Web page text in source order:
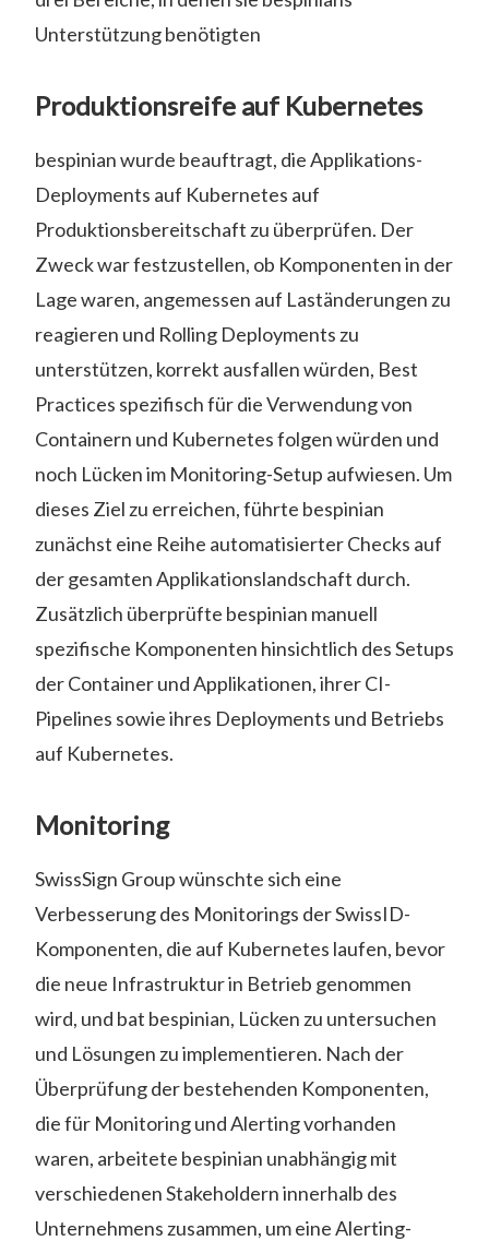
Unterstützung benötigten
Produktionsreife auf Kubernetes
bespinian wurde beauftragt, die Applikations-
Deployments auf Kubernetes auf
Produktionsbereitschaft zu überprüfen. Der
Zweck war festzustellen, ob Komponenten in der
Lage waren, angemessen auf Laständerungen zu
reagieren und Rolling Deployments zu
unterstützen, korrekt ausfallen würden, Best
Practices spezifisch für die Verwendung von
Containern und Kubernetes folgen würden und
noch Lücken im Monitoring-Setup aufwiesen. Um
dieses Ziel zu erreichen, führte bespinian
zunächst eine Reihe automatisierter Checks auf
der gesamten Applikationslandschaft durch.
Zusätzlich überprüfte bespinian manuell
spezifische Komponenten hinsichtlich des Setups
der Container und Applikationen, ihrer CI-
Pipelines sowie ihres Deployments und Betriebs
auf Kubernetes.
Monitoring
SwissSign Group wünschte sich eine
Verbesserung des Monitorings der SwissID-
Komponenten, die auf Kubernetes laufen, bevor
die neue Infrastruktur in Betrieb genommen
wird, und bat bespinian, Lücken zu untersuchen
und Lösungen zu implementieren. Nach der
Überprüfung der bestehenden Komponenten,
die für Monitoring und Alerting vorhanden
waren, arbeitete bespinian unabhängig mit
verschiedenen Stakeholdern innerhalb des
Unternehmens zusammen, um eine Alerting-